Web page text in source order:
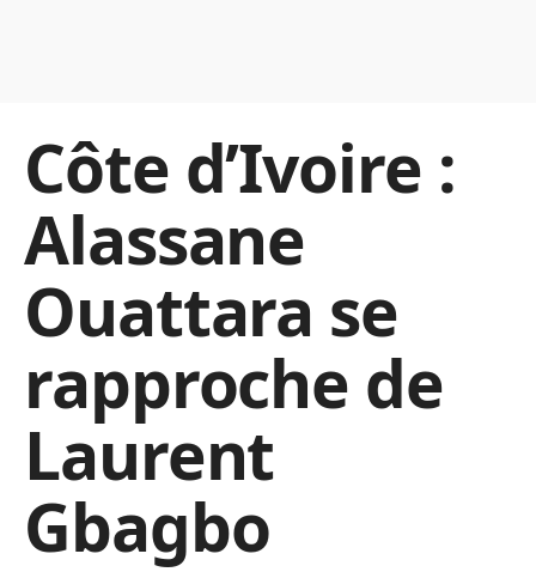
Côte d’Ivoire :
Alassane
Ouattara se
rapproche de
Laurent
Gbagbo